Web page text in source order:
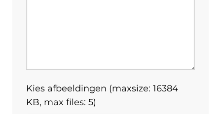
Kies afbeeldingen (maxsize: 16384
KB, max files: 5)